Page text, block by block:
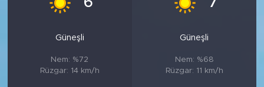
Güneşli
Nem: %72
Rüzgar: 14 km/h
Güneşli
Nem: %68
Rüzgar: 11 km/h